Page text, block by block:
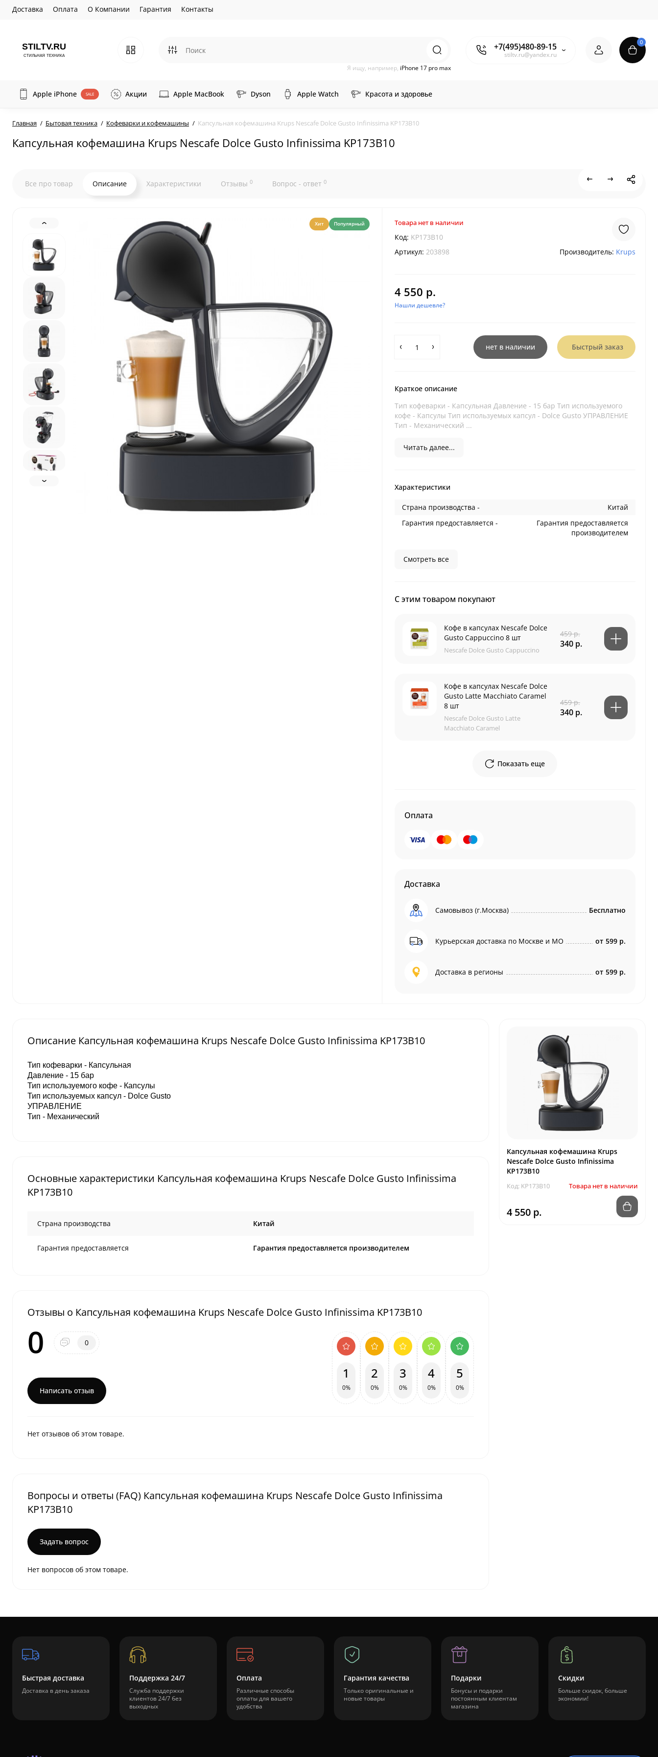
Доставка Оплата О Компании Гарантия Контакты
+7(495)480-89-15
stiltv.ru@yandex.ru
Я ищу, например, iPhone 17 pro max
0
Apple iPhone SALE Акции Apple MacBook Dyson Apple Watch Красота и здоровье
Главная Бытовая техника Кофеварки и кофемашины Капсульная кофемашина Krups Nescafe Dolce Gusto Infinissima KP173B10
Капсульная кофемашина Krups Nescafe Dolce Gusto Infinissima KP173B10
Все про товар Описание Характеристики Отзывы 0 Вопрос - ответ 0
Хит Популярный Товара нет в наличии
Код: KP173B10
Артикул: 203898 Производитель: Krups
4 550 р.
Нашли дешевле?
нет в наличии Быстрый заказ
Краткое описание
Тип кофеварки - Капсульная Давление - 15 бар Тип используемого
кофе - Капсулы Тип используемых капсул - Dolce Gusto УПРАВЛЕНИЕ
Тип - Механический ...
Читать далее...
Характеристики
Страна производства -
Китай
Гарантия предоставляется -
Гарантия предоставляется
производителем
Смотреть все
С этим товаром покупают
Кофе в капсулах Nescafe Dolce
Gusto Cappuccino 8 шт
Nescafe Dolce Gusto Cappuccino
459 р.
340 р.
Кофе в капсулах Nescafe Dolce
Gusto Latte Macchiato Caramel
8 шт
Nescafe Dolce Gusto Latte
Macchiato Caramel
459 р.
340 р.
Показать еще
Оплата
Доставка
Самовывоз (г.Москва) Бесплатно
Курьерская доставка по Москве и МО от 599 р.
Доставка в регионы от 599 р.
Описание Капсульная кофемашина Krups Nescafe Dolce Gusto Infinissima KP173B10
Тип кофеварки - Капсульная
Давление - 15 бар
Тип используемого кофе - Капсулы
Тип используемых капсул - Dolce Gusto
УПРАВЛЕНИЕ
Тип - Механический
Основные характеристики Капсульная кофемашина Krups Nescafe Dolce Gusto Infinissima
KP173B10
Страна производства Китай
Гарантия предоставляется Гарантия предоставляется производителем
Отзывы о Капсульная кофемашина Krups Nescafe Dolce Gusto Infinissima KP173B10
0 0
Написать отзыв
1
0%
2
0%
3
0%
4
0%
5
0%
Нет отзывов об этом товаре.
Вопросы и ответы (FAQ) Капсульная кофемашина Krups Nescafe Dolce Gusto Infinissima
KP173B10
Задать вопрос
Нет вопросов об этом товаре.
Капсульная кофемашина Krups
Nescafe Dolce Gusto Infinissima
KP173B10
Код: KP173B10 Товара нет в наличии
4 550 р.
Быстрая доставка
Доставка в день заказа
Поддержка 24/7
Служба поддержки
клиентов 24/7 без
выходных
Оплата
Различные способы
оплаты для вашего
удобства
Гарантия качества
Только оригинальные и
новые товары
Подарки
Бонусы и подарки
постоянным клиентам
магазина
Скидки
Больше скидок, больше
экономии!